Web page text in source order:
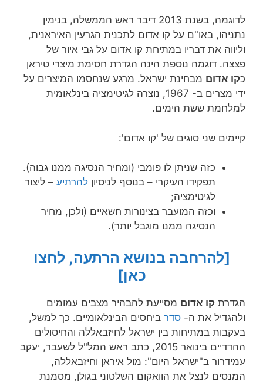
לדוגמה, בשנת 2013 דיבר ראש הממשלה, בנימין
נתניהו, באו"ם על קו אדום לתכנית הגרעין האיראנית,
וליווה את דבריו במתיחת קו אדום על גבי איור של
פצצה. דוגמה נוספת הינה הגדרת חסימת מיצרי טיראן
כקו אדום מבחינת ישראל. מרגע שנחסמו המיצרים על
ידי מצרים ב- 1967, נוצרה לגיטימציה בינלאומית
למלחמת ששת הימים.
קיימים שני סוגים של 'קו אדום':
כזה שניתן לו פומבי (ומחיר הנסיגה ממנו גבוה).
תפקידו העיקרי – בנוסף לניסיון להרתיע – ליצור
לגיטימציה;
וכזה המועבר בצינורות חשאיים (ולכן, מחיר
הנסיגה ממנו מוגבל יותר).
[להרחבה בנושא הרתעה, לחצו
כאן]
הגדרת קו אדום מסייעת להבהיר מצבים עמומים
ולהגדיל את ה- סדר ביחסים הבינלאומיים. כך למשל,
בעקבות במתיחות בין ישראל לחיזבאללה והחיסולים
ההדדיים בינואר 2015, כתב ראש המל"ל לשעבר, יעקב
עמידרור ב"ישראל היום": מול איראן וחיזבאללה,
המנסים לנצל את הוואקום השלטוני בגולן, מסמנת